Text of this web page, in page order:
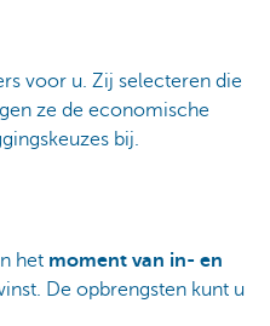
voor u. Zij selecteren die
ze de economische
bij.
het moment van in- en
De opbrengsten kunt u